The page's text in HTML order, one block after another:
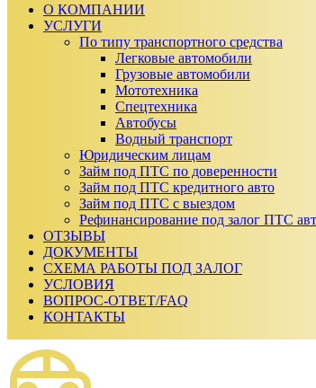
О КОМПАНИИ
УСЛУГИ
По типу транспортного средства
Легковые автомобили
Грузовые автомобили
Мототехника
Спецтехника
Автобусы
Водный транспорт
Юридическим лицам
Займ под ПТС по доверенности
Займ под ПТС кредитного авто
Займ под ПТС с выездом
Рефинансирование под залог ПТС
ОТЗЫВЫ
ДОКУМЕНТЫ
СХЕМА РАБОТЫ ПОД ЗАЛОГ
УСЛОВИЯ
ВОПРОС-ОТВЕТ/FAQ
КОНТАКТЫ
2%—Займ под ПТС
Займ под АВТО
Ежемесячный платеж:0₽
Сумма к возврату:0₽
Получить одобрение
Наши преимущества
Выдаем до 95% стоимости вашего авто